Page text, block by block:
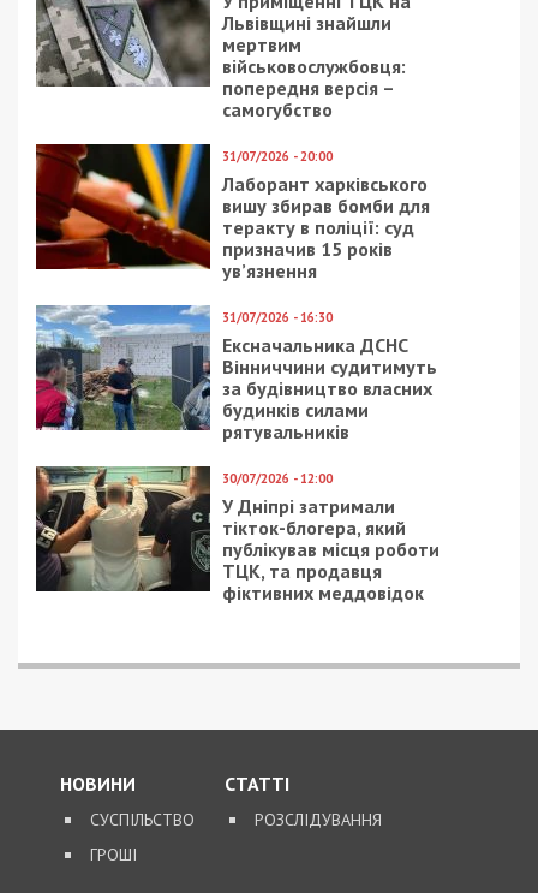
Следующая статья:
Інспекторка митниці приховувала
чоловіків в салоні автомобіля для
переправлення через держкордон
ГОЛОВНЕ ЗА ДЕНЬ
6/02/2020 - 11:03
Первый февральский
снег в Днепре: лучшие
11/11/2024 - 10:33
Якщо уряд забере у
Дніпра 3,3 млрд грн,
відновлювати будинки
і школи після обстрілів
РФ, – Філатов
29/08/2018 - 9:59
сгорели два
10/02/2023 - 18:34
розповіла про поточну
18:00